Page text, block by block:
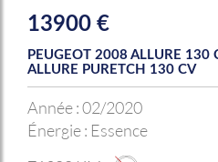
13900 €
PEUGEOT 2008 ALLURE 130
ALLURE PURETCH 130 CV
Année :02/2020
Énergie : Essence